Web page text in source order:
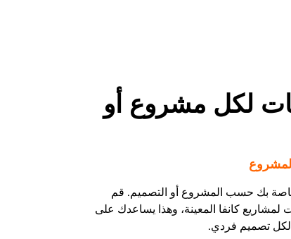
لكل مشروع أو
بك حسب المشروع أو التصميم. قم
كانفا المعينة، وهذا يساعدك على
لكل تصميم فردي.